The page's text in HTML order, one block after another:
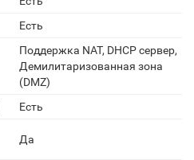
Есть
Поддержка NAT, DHCP сервер,
Демилитаризованная зона
(DMZ)
Есть
Да